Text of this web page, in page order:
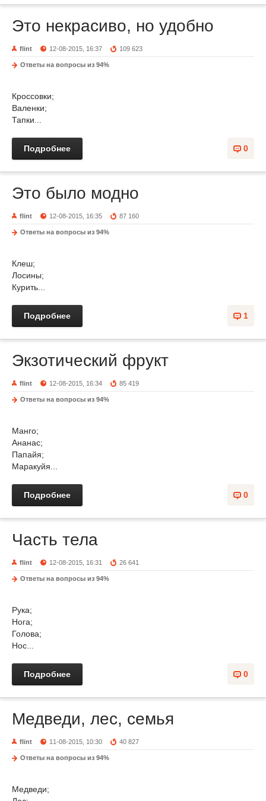
Это некрасиво, но удобно
flint 12-08-2015, 16:37 109 623
Ответы на вопросы из 94%
Кроссовки;
Валенки;
Тапки...
0
Подробнее
Это было модно
flint 12-08-2015, 16:35 87 160
Ответы на вопросы из 94%
Клеш;
Лосины;
Курить...
1
Подробнее
Экзотический фрукт
flint 12-08-2015, 16:34 85 419
Ответы на вопросы из 94%
Манго;
Ананас;
Папайя;
Маракуйя...
0
Подробнее
Часть тела
flint 12-08-2015, 16:31 26 641
Ответы на вопросы из 94%
Рука;
Нога;
Голова;
Нос...
0
Подробнее
Медведи, лес, семья
flint 11-08-2015, 10:30 40 827
Ответы на вопросы из 94%
Медведи;